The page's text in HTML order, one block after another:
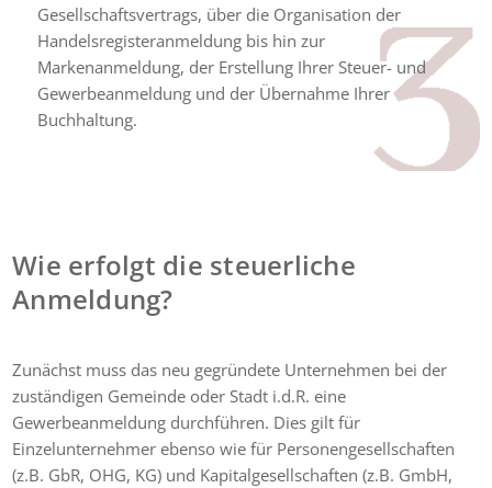
Gesellschaftsvertrags, über die Organisation der
Handelsregisteranmeldung bis hin zur
Markenanmeldung, der Erstellung Ihrer Steuer- und
Gewerbeanmeldung und der Übernahme Ihrer
Buchhaltung.
Wie erfolgt die steuerliche
Anmeldung?
Zunächst muss das neu gegründete Unternehmen bei der
zuständigen Gemeinde oder Stadt i.d.R. eine
Gewerbeanmeldung durchführen. Dies gilt für
Einzelunternehmer ebenso wie für Personengesellschaften
(z.B. GbR, OHG, KG) und Kapitalgesellschaften (z.B. GmbH,